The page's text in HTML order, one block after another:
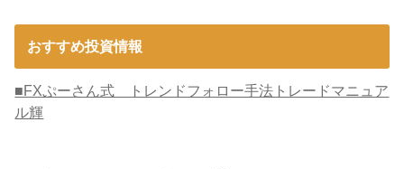
おすすめ投資情報
■FXぷーさん式 トレンドフォロー手法トレードマニュア
ル輝